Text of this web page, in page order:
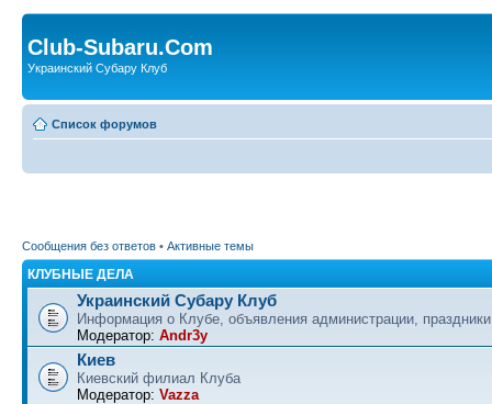
Club-Subaru.Com
Украинский Субару Клуб
Список форумов
Сообщения без ответов • Активные темы
КЛУБНЫЕ ДЕЛА
Украинский Субару Клуб
Информация о Клубе, объявления администрации,
Модератор: Andr3y
Киев
Киевский филиал Клуба
Модератор: Vazza